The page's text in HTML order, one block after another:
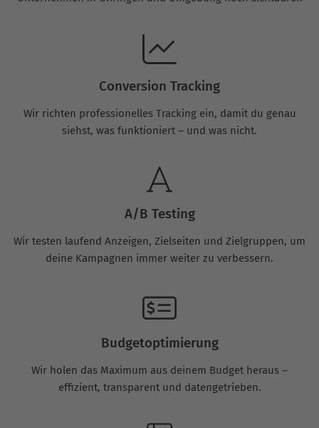
Conversion Tracking
Wir richten professionelles Tracking ein, damit du genau
siehst, was funktioniert – und was nicht.
A/B Testing
Wir testen laufend Anzeigen, Zielseiten und Zielgruppen, um
deine Kampagnen immer weiter zu verbessern.
Budgetoptimierung
Wir holen das Maximum aus deinem Budget heraus –
effizient, transparent und datengetrieben.